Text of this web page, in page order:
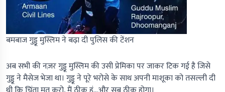
बमबाज गुड्डू मुस्लिम ने बढ़ा दी पुलिस की टेंशन
अब सभी की नज़र गुड्डू मुस्लिम की उसी प्रेमिका पर जाकर टिक गई है जिसे
गुड्डू ने मैसेज भेजा था। गुड्डू ने पूरे भरोसे के साथ अपनी माशूका को तसल्ली दी